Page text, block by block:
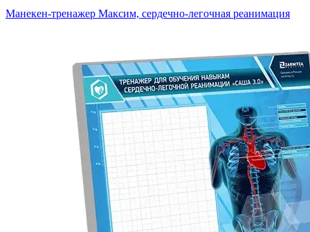
Манекен-тренажер Максим, сердечно-легочная реанимация